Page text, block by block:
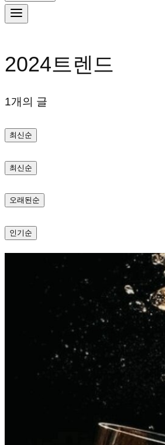
텐
로
로
가
2024트렌드
1개의 글
최신순
최신순
오래된순
인기순